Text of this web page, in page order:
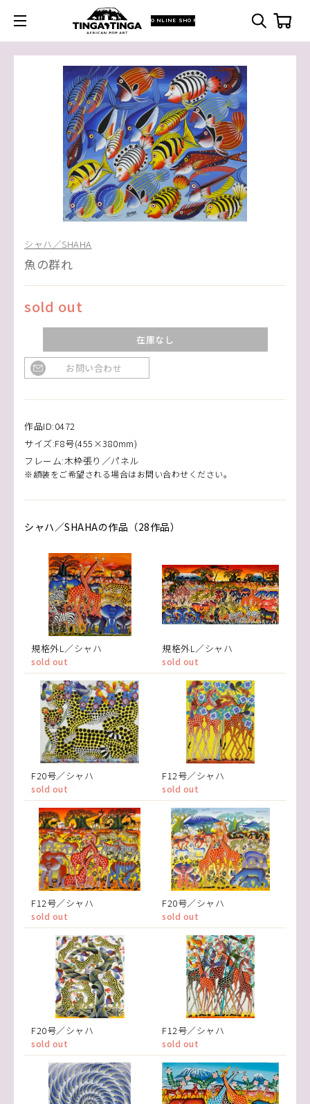
ONLINE SHOP
シャハ／SHAHA
魚の群れ
sold out
在庫なし
お問い合わせ
作品ID:0472
サイズ:F8号(455×380mm)
フレーム:木枠張り／パネル
※額装をご希望される場合はお問い合わせください。
シャハ／SHAHAの作品（28作品）
規格外L／シャハ
sold out
規格外L／シャハ
sold out
F20号／シャハ
sold out
F12号／シャハ
sold out
F12号／シャハ
sold out
F20号／シャハ
sold out
F20号／シャハ
sold out
F12号／シャハ
sold out